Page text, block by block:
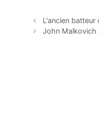
L'ancien batteur
John Malkovich